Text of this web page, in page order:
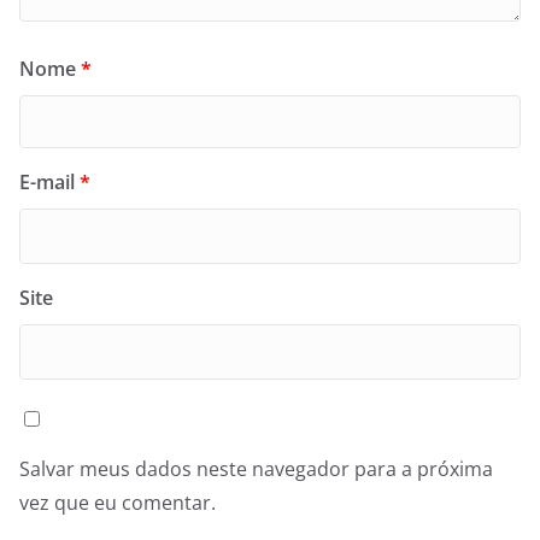
Nome*
E-mail*
Site
Salvar meus dados neste navegador para a próxima
vez que eu comentar.